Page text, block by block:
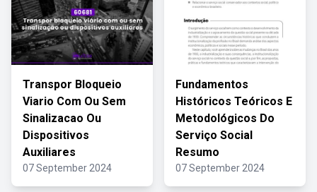
Transpor Bloqueio
Viario Com Ou Sem
Sinalizacao Ou
Dispositivos
Auxiliares
07 September 2024
Fundamentos
Históricos Teóricos E
Metodológicos Do
Serviço Social
Resumo
07 September 2024